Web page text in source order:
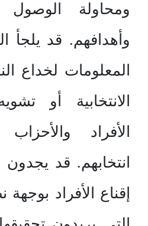
ومحاولة الوصول
وأهدافهم. قد يلجأ
المعلومات لخداع
الانتخابية أو
الأفراد
انتخابهم. قد
إقناع الأفراد